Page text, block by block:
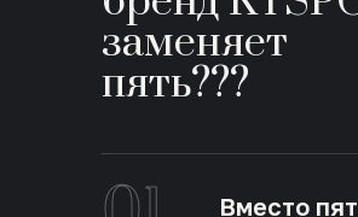
заменяет
пять???
Вместо